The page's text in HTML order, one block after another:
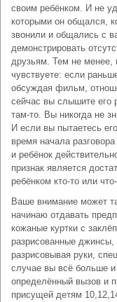
своим ребёнком. И не
которыми он общался,
звонили и общались с
демонстрировать
друзьям. Тем не менее,
чувствуете: если
обсуждая фильм,
сейчас вы слышите его
там-то. Вы никогда не
И если вы пытаетесь
время начала
и ребёнок
признак является
ребёнком кто-то или
Ваше внимание может
начинаю отдавать
кожаные куртки с
разрисованные джинсы,
разрисовывая руки,
случае вы всё больше
определённый вызов и
присущей детям